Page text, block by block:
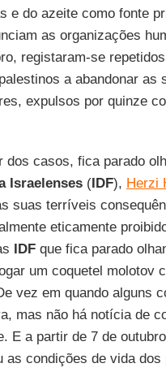
e do azeite como fonte
as organizações
registaram-se
a abandonar as
expulsos por quinze
dos casos, fica parado
Israelenses (IDF), Herzi
suas terríveis
eticamente
IDFque fica parado
um coquetel molotov
vez em quando alguns
mas não há notícia de
E a partir de 7 de
as condições de vida dos